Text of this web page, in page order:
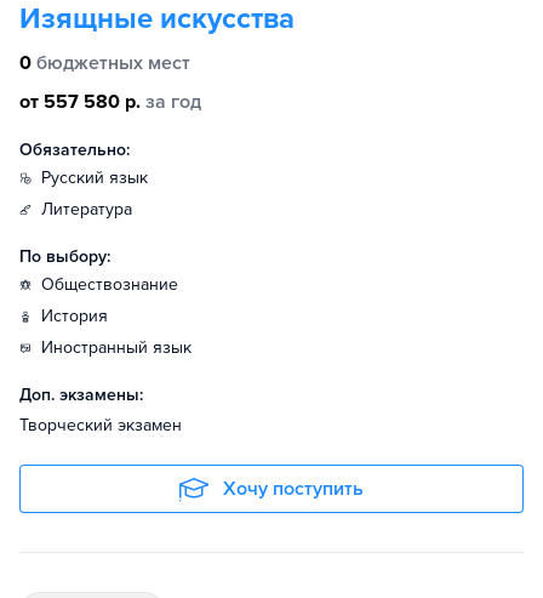
Изящные искусства
0 бюджетных мест
от 557 580 р. за год
Обязательно:
русский язык
литература
По выбору:
обществознание
история
иностранный язык
Доп. экзамены:
Творческий экзамен
Хочу поступить